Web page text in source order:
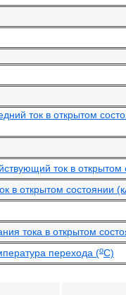
ток в открытом
ток в открытом
в открытом состоянии
тока в открытом
перехода (oС)